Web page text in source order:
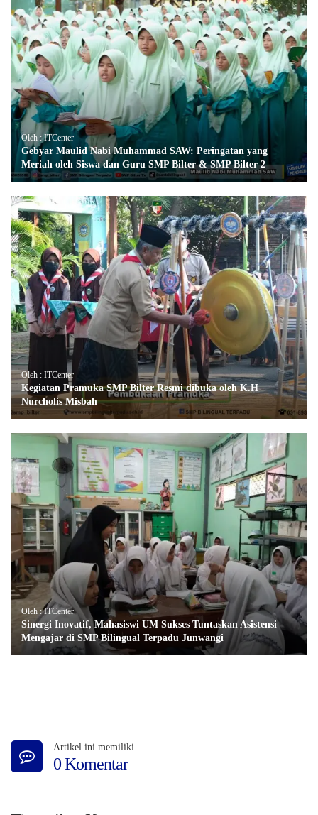
Oleh : ITCenter
Gebyar Maulid Nabi Muhammad SAW: Peringatan yang
Meriah oleh Siswa dan Guru SMP Bilter & SMP Bilter 2
Oleh : ITCenter
Kegiatan Pramuka SMP Bilter Resmi dibuka oleh K.H
Nurcholis Misbah
Oleh : ITCenter
Sinergi Inovatif, Mahasiswi UM Sukses Tuntaskan Asistensi
Mengajar di SMP Bilingual Terpadu Junwangi
Artikel ini memiliki
0 Komentar